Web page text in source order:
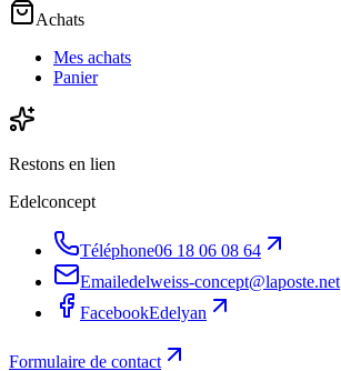
Achats
Mes achats
Panier
Restons en lien
Edelconcept
Téléphone06 18 06 08 64
Emailedelweiss-concept@laposte.net
FacebookEdelyan
Formulaire de contact